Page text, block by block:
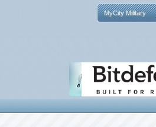
MyCity Military